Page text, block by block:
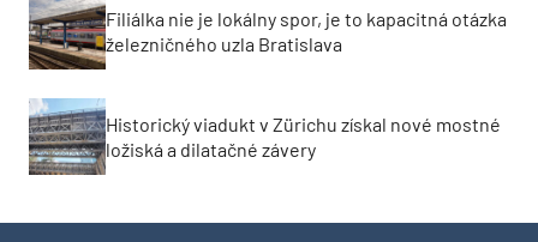
Filiálka nie je lokálny spor, je to kapacitná otázka
železničného uzla Bratislava
Historický viadukt v Zürichu získal nové mostné
ložiská a dilatačné závery